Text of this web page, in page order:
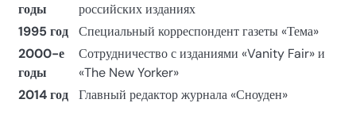
годы
российских изданиях
1995 год
Специальный корреспондент газеты «Тема»
2000-е
годы
Сотрудничество с изданиями «Vanity Fair» и
«The New Yorker»
2014 год
Главный редактор журнала «Сноуден»